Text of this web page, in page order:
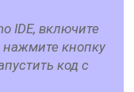
IDE, включите
нажмите кнопку
код с